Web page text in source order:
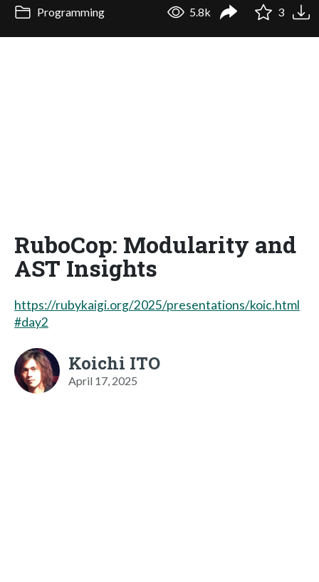
Programming 5.8k 3
RuboCop: Modularity and
AST Insights
https://rubykaigi.org/2025/presentations/koic.html
#day2
Koichi ITO
April 17, 2025